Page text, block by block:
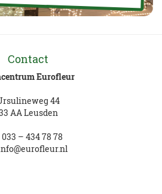
Contact
Eurofleur
44
AA Leusden
033 – 434 78 78